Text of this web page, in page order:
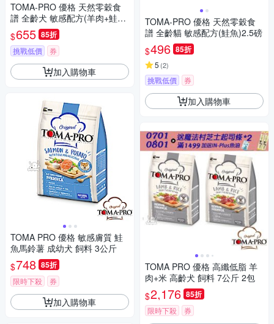
TOMA-PRO 優格 天然零穀食
譜 全齡犬 敏感配方(羊肉+鮭魚)
5.5磅
$655 85折
挑戰低價 券
加入購物車
TOMA PRO 優格 敏感膚質 鮭
魚馬鈴薯 成幼犬 飼料 3公斤
$748 85折
限時下殺 券
加入購物車
TOMA-PRO 優格 天然零穀食
譜 全齡貓 敏感配方(鮭魚)2.5磅
$496 85折
5 (2)
挑戰低價 券
加入購物車
TOMA PRO 優格 高纖低脂 羊
肉+米 高齡犬 飼料 7公斤 2包
$2,176 85折
限時下殺 券